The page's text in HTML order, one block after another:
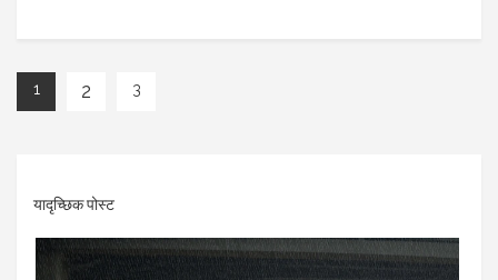
1 2 3
यादृच्छिक पोस्ट